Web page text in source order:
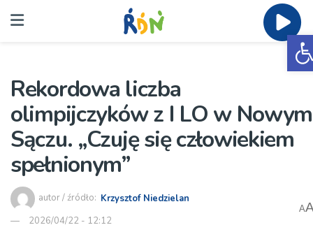
Rekordowa liczba
olimpijczyków z I LO w Nowym
Sączu. „Czuję się człowiekiem
spełnionym”
autor / źródło: Krzysztof Niedzielan
2026/04/22 - 12:12
A